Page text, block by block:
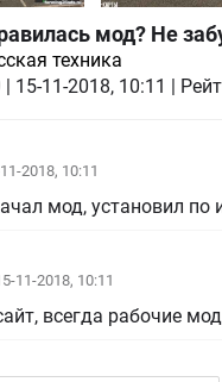
мод? Не
техника
15-11-2018, 10:11 |
2018, 10:11
мод, установил по
11-2018, 10:11
всегда рабочие